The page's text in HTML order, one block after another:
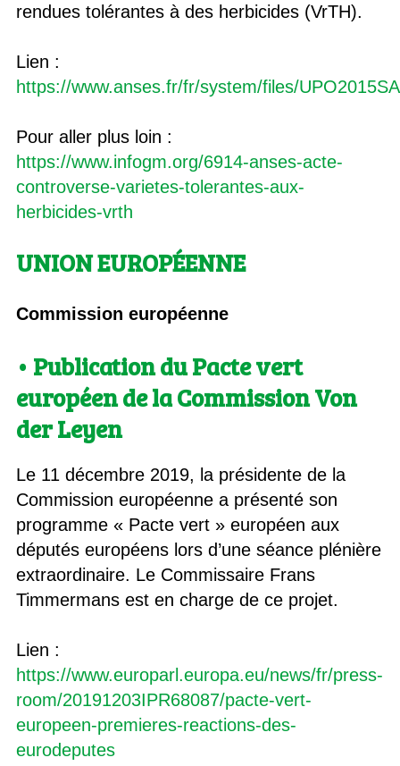
rendues tolérantes à des herbicides (VrTH).
Lien :
https://www.anses.fr/fr/system/files/
Pour aller plus loin :
https://www.infogm.org/6914-anses-acte-
controverse-varietes-tolerantes-aux-
herbicides-vrth
UNION EUROPÉENNE
Commission européenne
• Publication du Pacte vert
européen de la Commission Von
der Leyen
Le 11 décembre 2019, la présidente de la
Commission européenne a présenté son
programme « Pacte vert » européen aux
députés européens lors d’une séance plénière
extraordinaire. Le Commissaire Frans
Timmermans est en charge de ce projet.
Lien :
https://www.europarl.europa.eu/news/fr/press-
room/20191203IPR68087/pacte-vert-
europeen-premieres-reactions-des-
eurodeputes